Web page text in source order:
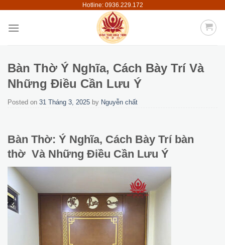
content
Hotline: 0936.229.172
Bàn Thờ Ý Nghĩa, Cách Bày Trí Và
Những Điều Cần Lưu Ý
Posted on 31 Tháng 3, 2025 by Nguyễn chất
Bàn Thờ: Ý Nghĩa, Cách Bày Trí bàn
thờ Và Những Điều Cần Lưu Ý